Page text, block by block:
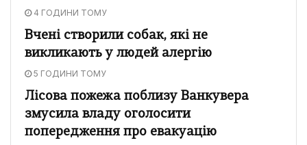
4 ГОДИНИ ТОМУ
Вчені створили собак, які не
викликають у людей алергію
5 ГОДИНИ ТОМУ
Лісова пожежа поблизу Ванкувера
змусила владу оголосити
попередження про евакуацію